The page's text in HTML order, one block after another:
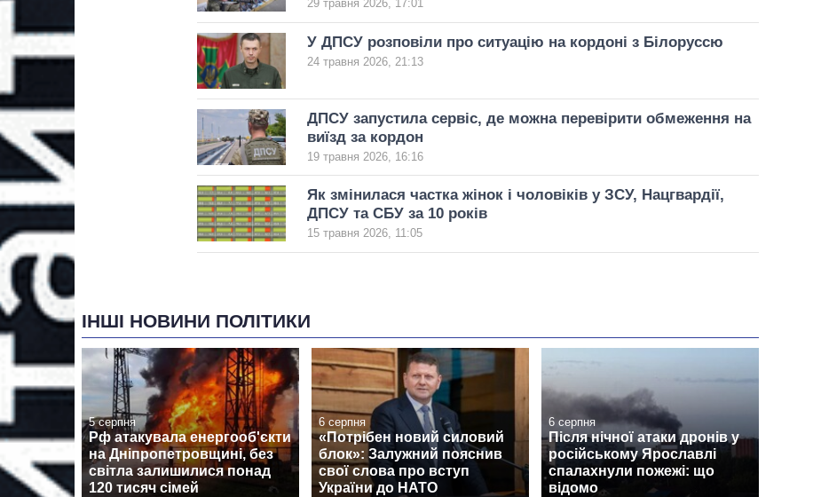
29 травня 2026, 17:01
У ДПСУ розповіли про ситуацію на кордоні з Білоруссю
24 травня 2026, 21:13
ДПСУ запустила сервіс, де можна перевірити обмеження на
виїзд за кордон
19 травня 2026, 16:16
Як змінилася частка жінок і чоловіків у ЗСУ, Нацгвардії,
ДПСУ та СБУ за 10 років
15 травня 2026, 11:05
ІНШІ НОВИНИ ПОЛІТИКИ
5 серпня
Рф атакувала енергооб'єкти
на Дніпропетровщині, без
світла залишилися понад
120 тисяч сімей
6 серпня
«Потрібен новий силовий
блок»: Залужний пояснив
свої слова про вступ
України до НАТО
6 серпня
Після нічної атаки дронів у
російському Ярославлі
спалахнули пожежі: що
відомо